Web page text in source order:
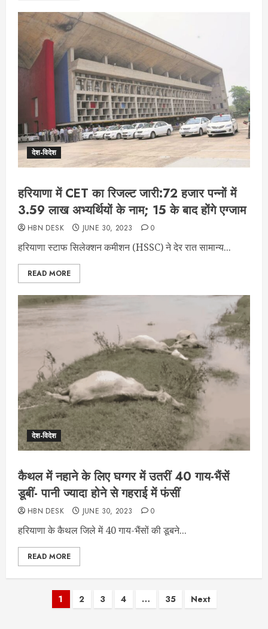
देश-विदेश
हरियाणा में CET का रिजल्ट जारी:72 हजार पन्नों में
3.59 लाख अभ्यर्थियों के नाम; 15 के बाद होंगे एग्जाम
HBN DESK JUNE 30, 2023 0
हरियाणा स्टाफ सिलेक्शन कमीशन (HSSC) ने देर रात सामान्य...
READ MORE
देश-विदेश
कैथल में नहाने के लिए घग्गर में उतरीं 40 गाय-भैंसें
डूबीं- पानी ज्यादा होने से गहराई में फंसीं
HBN DESK JUNE 30, 2023 0
हरियाणा के कैथल जिले में 40 गाय-भैंसों की डूबने...
READ MORE
Posts
1 2 3 4 … 35 Next